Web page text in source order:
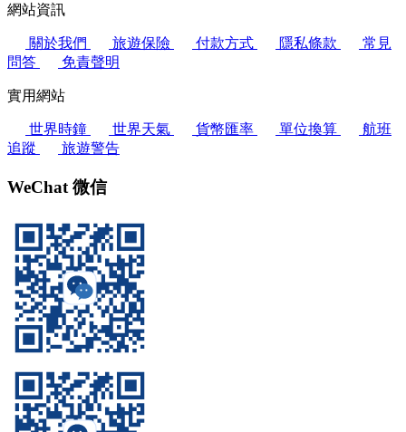
網站資訊
關於我們 旅遊保險 付款方式 隱私條款
常見
問答
免責聲明
實用網站
世界時鐘 世界天氣 貨幣匯率 單位換算
航班
追蹤
旅遊警告
WeChat 微信